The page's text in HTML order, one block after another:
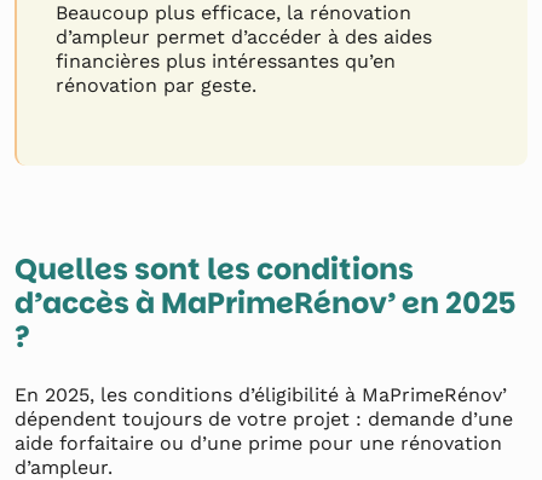
Beaucoup plus efficace, la rénovation
d’ampleur permet d’accéder à des aides
financières plus intéressantes qu’en
rénovation par geste.
Quelles sont les conditions
d’accès à MaPrimeRénov’ en 2025
?
En 2025, les conditions d’éligibilité à MaPrimeRénov’
dépendent toujours de votre projet : demande d’une
aide forfaitaire ou d’une prime pour une rénovation
d’ampleur.